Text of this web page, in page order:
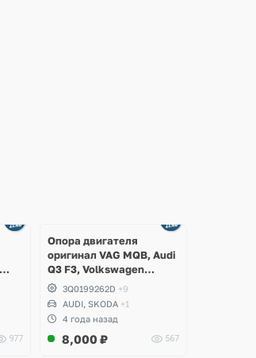
977
Опора двигателя
оригинал VAG MQB, Audi
Q3 F3, Volkswagen
Tiguan, Allspace, Arteon,
Passat B8, Kodiaq RS
3Q0199262D +9
AUDI, SKODA +1
4 года назад
8,000 ₽ 567